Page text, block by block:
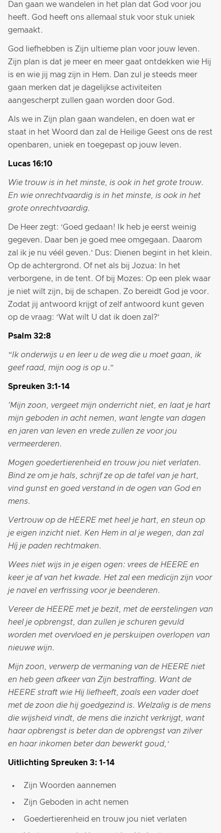
Dan gaan we wandelen in het plan dat God voor jou
heeft. God heeft ons allemaal stuk voor stuk uniek
gemaakt.
God liefhebben is Zijn ultieme plan voor jouw leven.
Zijn plan is dat je meer en meer gaat ontdekken wie Hij
is en wie jij mag zijn in Hem. Dan zul je steeds meer
gaan merken dat je dagelijkse activiteiten
aangescherpt zullen gaan worden door God.
Als we in Zijn plan gaan wandelen, en doen wat er
staat in het Woord dan zal de Heilige Geest ons de rest
openbaren, uniek en toegepast op jouw leven.
Lucas 16:10
Wie trouw is in het minste, is ook in het grote trouw.
En wie onrechtvaardig is in het minste, is ook in het
grote onrechtvaardig.
De Heer zegt: ‘Goed gedaan! Ik heb je eerst weinig
gegeven. Daar ben je goed mee omgegaan. Daarom
zal ik je nu véél geven.’ Dus: Dienen begint in het klein.
Op de achtergrond. Of net als bij Jozua: In het
verborgene, in de tent. Of bij Mozes: Op een plek waar
je niet wilt zijn, bij de schapen. Zo bereidt God je voor.
Zodat jij antwoord krijgt of zelf antwoord kunt geven
op de vraag: ‘Wat wilt U dat ik doen zal?’
Psalm 32:8
“Ik onderwijs u en leer u de weg die u moet gaan, ik
geef raad, mijn oog is op u.”
Spreuken 3:1-14
'Mijn zoon, vergeet mijn onderricht niet, en laat je hart
mijn geboden in acht nemen, want lengte van dagen
en jaren van leven en vrede zullen ze voor jou
vermeerderen.
Mogen goedertierenheid en trouw jou niet verlaten.
Bind ze om je hals, schrijf ze op de tafel van je hart,
vind gunst en goed verstand in de ogen van God en
mens.
Vertrouw op de HEERE met heel je hart, en steun op
je eigen inzicht niet. Ken Hem in al je wegen, dan zal
Híj je paden rechtmaken.
Wees niet wijs in je eigen ogen: vrees de HEERE en
keer je af van het kwade. Het zal een medicijn zijn voor
je navel en verfrissing voor je beenderen.
Vereer de HEERE met je bezit, met de eerstelingen van
heel je opbrengst, dan zullen je schuren gevuld
worden met overvloed en je perskuipen overlopen van
nieuwe wijn.
Mijn zoon, verwerp de vermaning van de HEERE niet
en heb geen afkeer van Zijn bestraffing. Want de
HEERE straft wie Hij liefheeft, zoals een vader doet
met de zoon die hij goedgezind is. Welzalig is de mens
die wijsheid vindt, de mens die inzicht verkrijgt, want
haar opbrengst is beter dan de opbrengst van zilver
en haar inkomen beter dan bewerkt goud,’
Uitlichting Spreuken 3: 1-14
Zijn Woorden aannemen
Zijn Geboden in acht nemen
Goedertierenheid en trouw jou niet verlaten